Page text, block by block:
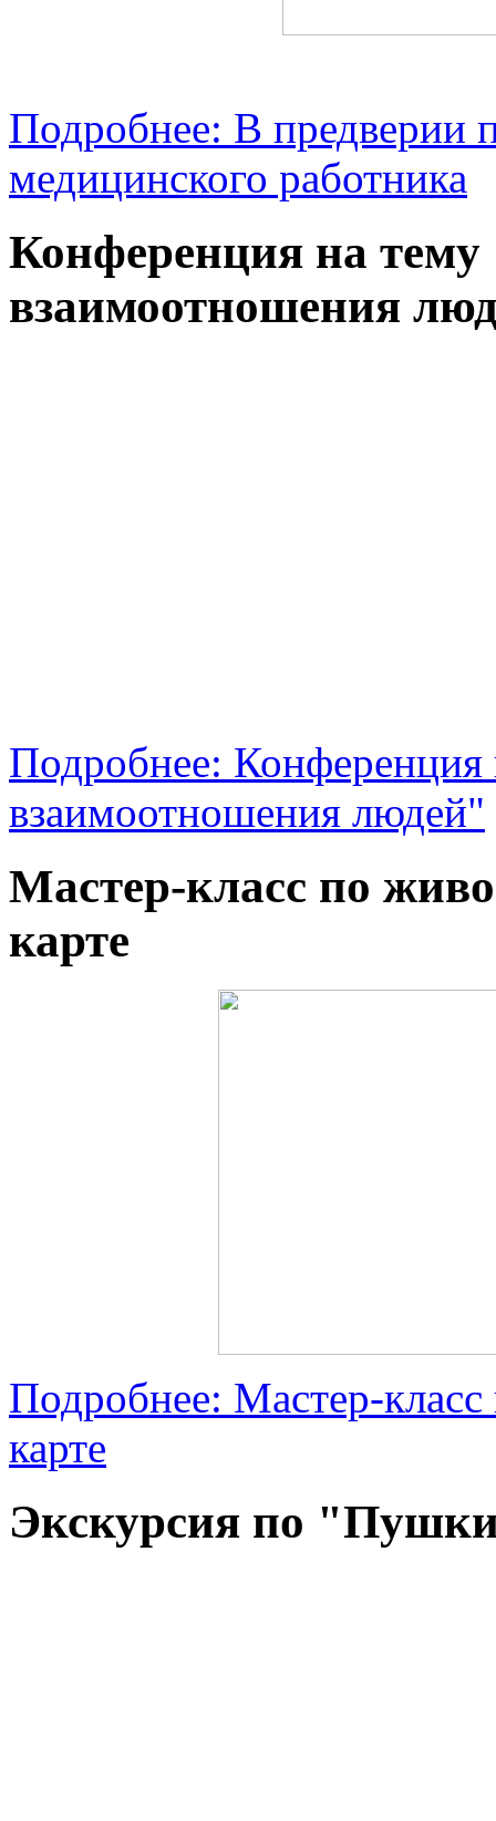
Подробнее: В предверии
медицинского работника
Конференция на
взаимоотношения
Подробнее:
взаимоотношения людей"
Мастер-класс по
карте
Подробнее: Мастер-
карте
Экскурсия по